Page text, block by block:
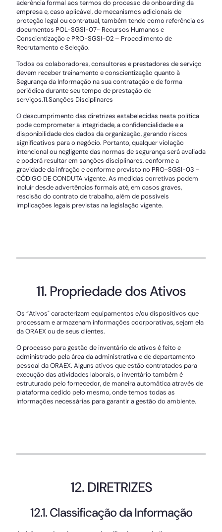
aderência formal aos termos do processo de onboarding da
empresa e, caso aplicável, de mecanismos adicionais de
proteção legal ou contratual, também tendo como referência os
documentos POL-SGSI-07- Recursos Humanos e
Conscientização e PRO-SGSI-02 – Procedimento de
Recrutamento e Seleção.
Todos os colaboradores, consultores e prestadores de serviço
devem receber treinamento e conscientização quanto à
Segurança da Informação na sua contratação e de forma
periódica durante seu tempo de prestação de
serviços.11.Sanções Disciplinares
O descumprimento das diretrizes estabelecidas nesta política
pode comprometer a integridade, a confidencialidade e a
disponibilidade dos dados da organização, gerando riscos
significativos para o negócio. Portanto, qualquer violação
intencional ou negligente das normas de segurança será avaliada
e poderá resultar em sanções disciplinares, conforme a
gravidade da infração e conforme previsto no PRO-SGSI-03 -
CÓDIGO DE CONDUTA vigente. As medidas corretivas podem
incluir desde advertências formais até, em casos graves,
rescisão do contrato de trabalho, além de possíveis
implicações legais previstas na legislação vigente.
11. Propriedade dos Ativos
Os “Ativos" caracterizam equipamentos e/ou dispositivos que
processam e armazenam informações coorporativas, sejam ela
da ORAEX ou de seus clientes.
O processo para gestão de inventário de ativos é feito e
administrado pela área da administrativa e de departamento
pessoal da ORAEX. Alguns ativos que estão contratados para
execução das atividades laborais, o inventário também é
estruturado pelo fornecedor, de maneira automática através de
plataforma cedido pelo mesmo, onde temos todas as
informações necessárias para garantir a gestão do ambiente.
12. DIRETRIZES
12.1. Classificação da Informação